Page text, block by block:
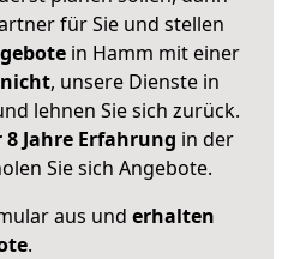
für Sie und stellen
in Hamm mit einer
nicht, unsere Dienste in
lehnen Sie sich zurück.
Jahre Erfahrung in der
Sie sich Angebote.
aus und erhalten
.